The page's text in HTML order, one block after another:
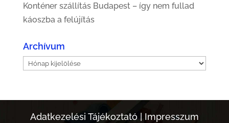
Konténer szállítás Budapest – így nem fullad
káoszba a felújítás
Archívum
Archívum
Adatkezelési Tájékoztató | Impresszum